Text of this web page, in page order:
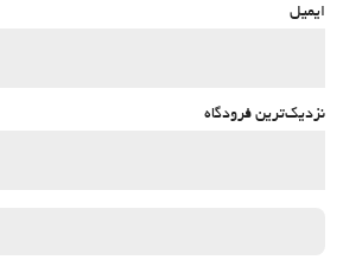
ایمیل
نزدیک‌ترین فرودگاه